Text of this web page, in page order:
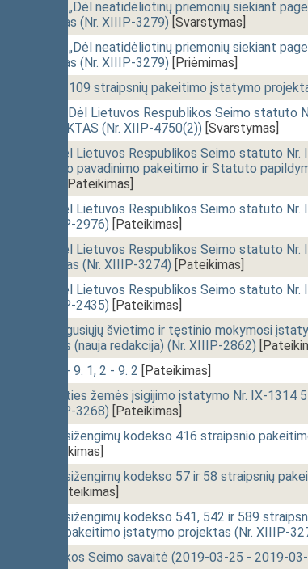
rezoliucijos „Dėl neatidėliotinų priemonių siekiant
projektas (Nr. XIIIP-3279) [Svarstymas]
rezoliucijos „Dėl neatidėliotinų priemonių siekiant
projektas (Nr. XIIIP-3279) [Priėmimas]
48 ir 109 straipsnių pakeitimo įstatymo
STATUTO „Dėl Lietuvos Respublikos Seimo statuto
PROJEKTAS (Nr. XIIP-4750(2)) [Svarstymas]
statuto „Dėl Lietuvos Respublikos Seimo statuto Nr.
skirsnio pavadinimo pakeitimo ir Statuto
[Pateikimas]
statuto „Dėl Lietuvos Respublikos Seimo statuto
(Nr. XIIIP-2976) [Pateikimas]
statuto „Dėl Lietuvos Respublikos Seimo statuto Nr.
projektas (Nr. XIIIP-3274) [Pateikimas]
statuto „Dėl Lietuvos Respublikos Seimo statuto Nr.
(Nr. XIIIP-2435) [Pateikimas]
suaugusiųjų švietimo ir tęstinio mokymosi
projektas (nauja redakcija) (Nr. XIIIP-2862)
grupė: 2 - 9. 1, 2 - 9. 2 [Pateikimas]
ūkio paskirties žemės įsigijimo įstatymo Nr. IX-
(Nr. XIIIP-3268) [Pateikimas]
nusižengimų kodekso 416 straipsnio
[Pateikimas]
nusižengimų kodekso 57 ir 58 straipsnių
[Pateikimas]
nusižengimų kodekso 541, 542 ir 589
straipsnio pakeitimo įstatymo projektas (Nr. XIIIP-
Respublikos Seimo savaitė (2019-03-25 - 2019-